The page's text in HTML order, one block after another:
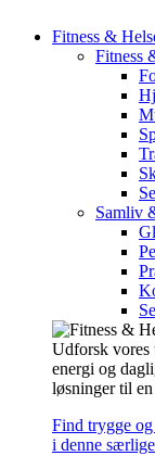
Fitness &
Fitness
Samliv
Udforsk vores
energi og
løsninger til
Find trygge
i denne